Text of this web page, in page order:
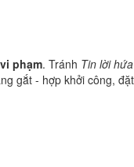
phạm. Tránh Tin lời hứa
gắt - hợp khởi công, đặt